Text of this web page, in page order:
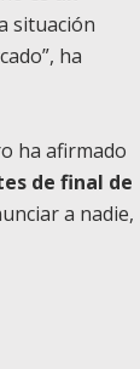
situación
ha
ha afirmado
de final de
a nadie,